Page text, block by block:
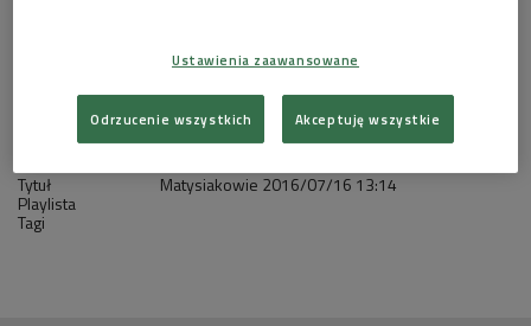
Tytuł Matysiakowie 2016/07/16 13:14
Playlista
Tagi
Ustawienia zaawansowane
Odrzucenie wszystkich Akceptuję wszystkie